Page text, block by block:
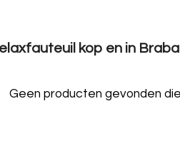
kop en in
Geen producten gevonden